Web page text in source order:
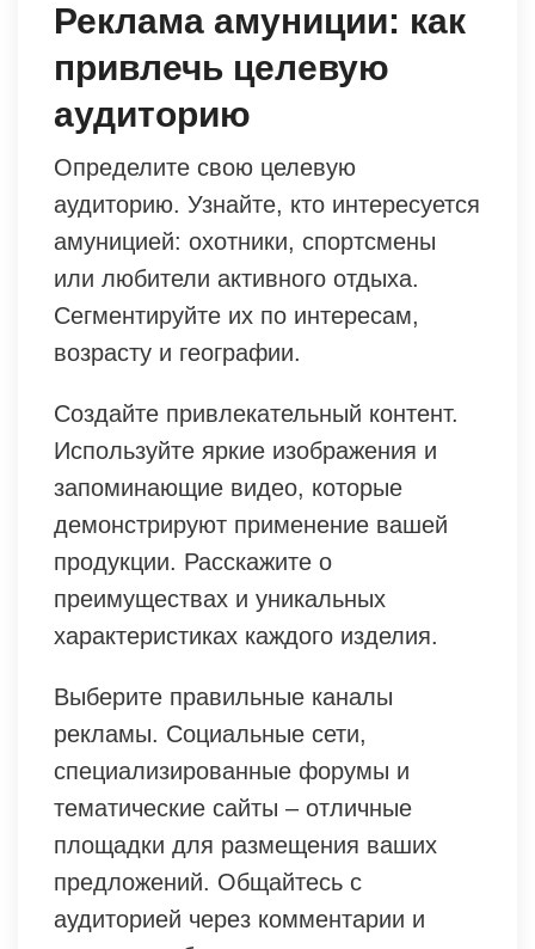
Реклама амуниции: как
привлечь целевую
аудиторию
Определите свою целевую
аудиторию. Узнайте, кто интересуется
амуницией: охотники, спортсмены
или любители активного отдыха.
Сегментируйте их по интересам,
возрасту и географии.
Создайте привлекательный контент.
Используйте яркие изображения и
запоминающие видео, которые
демонстрируют применение вашей
продукции. Расскажите о
преимуществах и уникальных
характеристиках каждого изделия.
Выберите правильные каналы
рекламы. Социальные сети,
специализированные форумы и
тематические сайты – отличные
площадки для размещения ваших
предложений. Общайтесь с
аудиторией через комментарии и